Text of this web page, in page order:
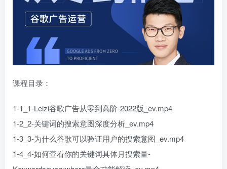
课程目录：
1-1_1-Leizi谷歌广告从零到高阶-2022版_ev.mp4
1-2_2-关键词的搜索意图深度分析_ev.mp4
1-3_3-为什么谷歌可以验证用户的搜索意图_ev.mp4
1-4_4-如何查看你的关键词具体月搜索量-